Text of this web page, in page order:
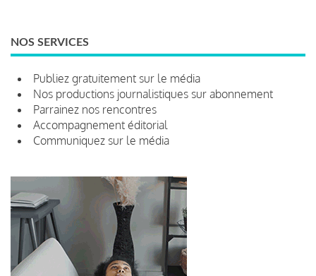
NOS SERVICES
Publiez gratuitement sur le média
Nos productions journalistiques sur abonnement
Parrainez nos rencontres
Accompagnement éditorial
Communiquez sur le média